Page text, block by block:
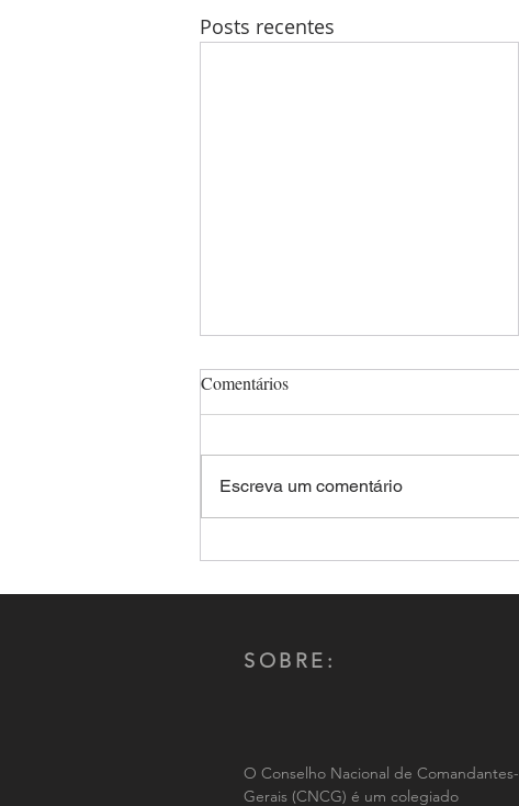
Posts recentes
Comandante-Geral da PMMS,
Comentários
Escreva um comentário
SOBRE:
O Conselho Nacional de Comandantes-
Gerais (CNCG) é um colegiado